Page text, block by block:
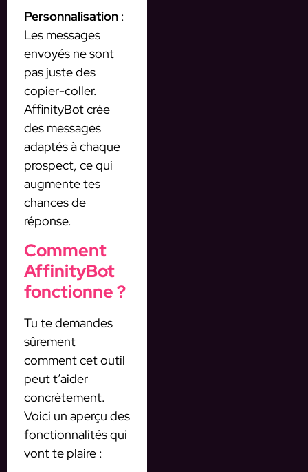
Personnalisation :
Les messages
envoyés ne sont
pas juste des
copier-coller.
AffinityBot crée
des messages
adaptés à chaque
prospect, ce qui
augmente tes
chances de
réponse.
Comment
AffinityBot
fonctionne ?
Tu te demandes
sûrement
comment cet outil
peut t’aider
concrètement.
Voici un aperçu des
fonctionnalités qui
vont te plaire :